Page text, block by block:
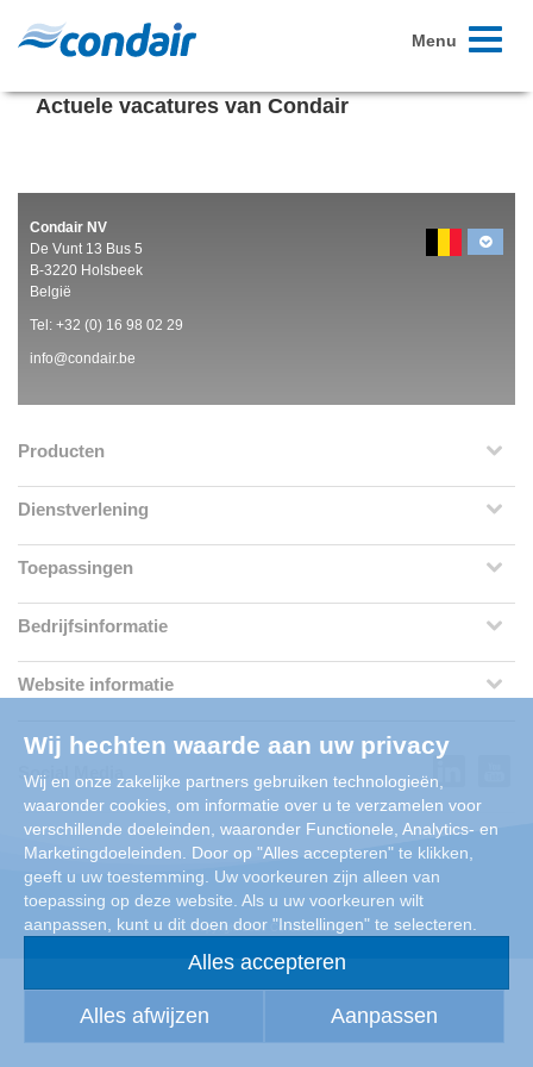
Toggle
Menu
Actuele vacatures van Condair
Condair NV
De Vunt 13 Bus 5
B-3220 Holsbeek
België
Tel: +32 (0) 16 98 02 29
info@condair.be
Producten
Dienstverlening
Toepassingen
Bedrijfsinformatie
Website informatie
Social Media
Copyright 2026 Condair Group
Wij hechten waarde aan uw privacy
Wij en onze zakelijke partners gebruiken technologieën,
waaronder cookies, om informatie over u te verzamelen voor
verschillende doeleinden, waaronder Functionele, Analytics- en
Marketingdoeleinden. Door op "Alles accepteren" te klikken,
geeft u uw toestemming. Uw voorkeuren zijn alleen van
toepassing op deze website. Als u uw voorkeuren wilt
aanpassen, kunt u dit doen door "Instellingen" te selecteren.
Alles accepteren
Alles afwijzen Aanpassen